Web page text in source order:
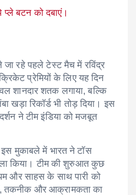
बटन को दबाएं।
रहे पहले टेस्ट मैच में रविंद्र
प्रेमियों के लिए यह दिन
शानदार शतक लगाया, बल्कि
खड़ा रिकॉर्ड भी तोड़ दिया। इस
ने टीम इंडिया को मजबूत
इस मुकाबले में भारत ने टॉस
किया। टीम की शुरुआत कुछ
और साहस के साथ पारी को
तकनीक और आक्रामकता का